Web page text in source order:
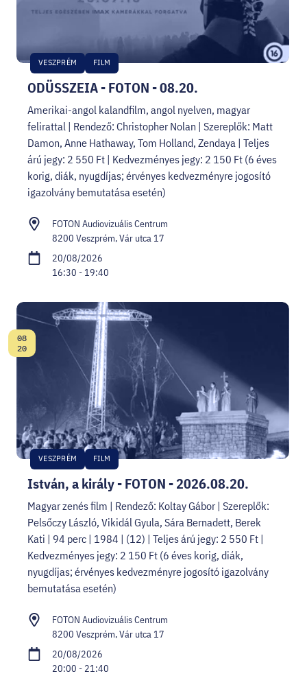
ODÜSSZEIA - FOTON - 08.20.
VESZPRÉM FILM
Amerikai-angol kalandfilm, angol nyelven, magyar
felirattal | Rendező: Christopher Nolan | Szereplők: Matt
Damon, Anne Hathaway, Tom Holland, Zendaya | Teljes
árú jegy: 2 550 Ft | Kedvezményes jegy: 2 150 Ft (6 éves
korig, diák, nyugdíjas; érvényes kedvezményre jogosító
igazolvány bemutatása esetén)
FOTON Audiovizuális Centrum
8200 Veszprém, Vár utca 17
20/08/2026
16:30 - 19:40
István, a király - FOTON - 2026.08.20.
VESZPRÉM FILM
Date:
08
20
Magyar zenés film | Rendező: Koltay Gábor | Szereplők:
Pelsőczy László, Vikidál Gyula, Sára Bernadett, Berek
Kati | 94 perc | 1984 | (12) | Teljes árú jegy: 2 550 Ft |
Kedvezményes jegy: 2 150 Ft (6 éves korig, diák,
nyugdíjas; érvényes kedvezményre jogosító igazolvány
bemutatása esetén)
FOTON Audiovizuális Centrum
8200 Veszprém, Vár utca 17
20/08/2026
20:00 - 21:40